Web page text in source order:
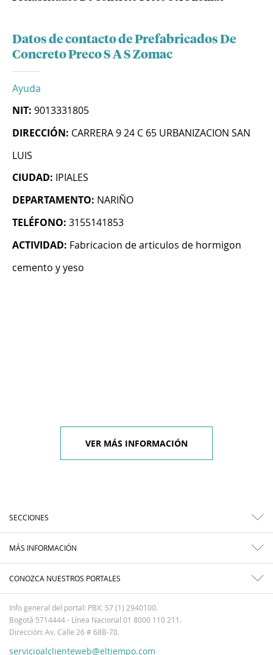
Datos de contacto de Prefabricados De
Concreto Preco S A S Zomac
Ayuda
NIT: 9013331805
DIRECCIÓN: CARRERA 9 24 C 65 URBANIZACION SAN
LUIS
CIUDAD: IPIALES
DEPARTAMENTO: NARIÑO
TELÉFONO: 3155141853
ACTIVIDAD: Fabricacion de articulos de hormigon
cemento y yeso
VER MÁS INFORMACIÓN
SECCIONES
MÁS INFORMACIÓN
CONOZCA NUESTROS PORTALES
Info general del portal: PBX: 57 (1) 2940100.
Bogotá 5714444 - Línea Nacional 01 8000 110 211.
Dirección: Av. Calle 26 # 68B-70.
servicioalclienteweb@eltiempo.com